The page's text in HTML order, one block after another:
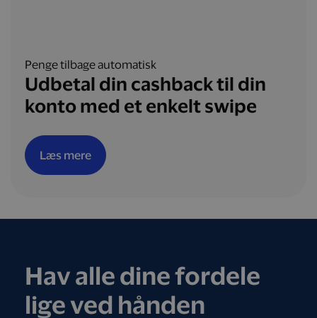
Penge tilbage automatisk
Udbetal din cashback til din
konto med et enkelt swipe
Læs mere
Hav alle dine fordele
lige ved hånden